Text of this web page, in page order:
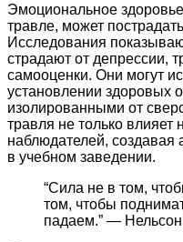
Эмоциональное
травле, может
Исследования
страдают от депрессии,
самооценки. Они могут
установлении здоровых
изолированными от
травля не только влияет
наблюдателей, создавая
в учебном заведении.
“Сила не в том,
том, чтобы
падаем.” —